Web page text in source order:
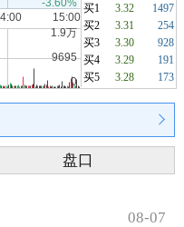
买1
3.32
1497
买2
3.31
254
买3
3.30
928
买4
3.29
191
买5
3.28 173
盘口
08-07